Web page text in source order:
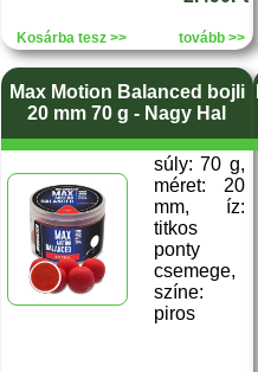
Kosárba tesz >> tovább >>
Max Motion Balanced bojli
20 mm 70 g - Nagy Hal
súly: 70 g,
méret: 20
mm, íz:
titkos
ponty
csemege,
színe:
piros